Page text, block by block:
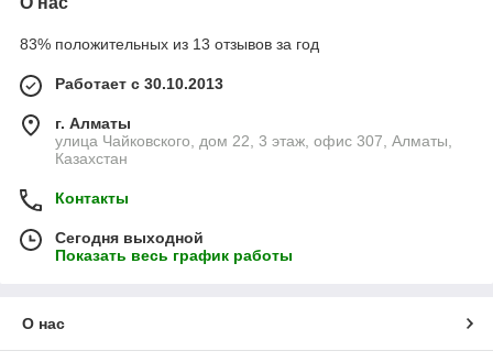
83% положительных из 13 отзывов за год
Работает с 30.10.2013
г. Алматы
улица Чайковского, дом 22, 3 этаж, офис 307, Алматы,
Казахстан
Контакты
Сегодня выходной
Показать весь график работы
О нас